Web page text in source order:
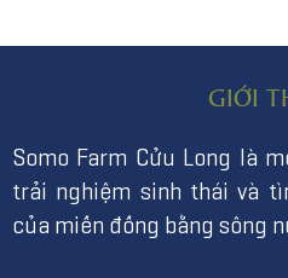
GIỚI
Somo Farm Cửu Long là
trải nghiệm sinh thái và
của miền đồng bằng sông